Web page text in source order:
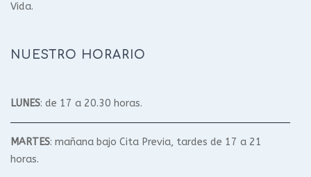
Vida.
NUESTRO HORARIO
LUNES: de 17 a 20.30 horas.
MARTES: mañana bajo Cita Previa, tardes de 17 a 21
horas.